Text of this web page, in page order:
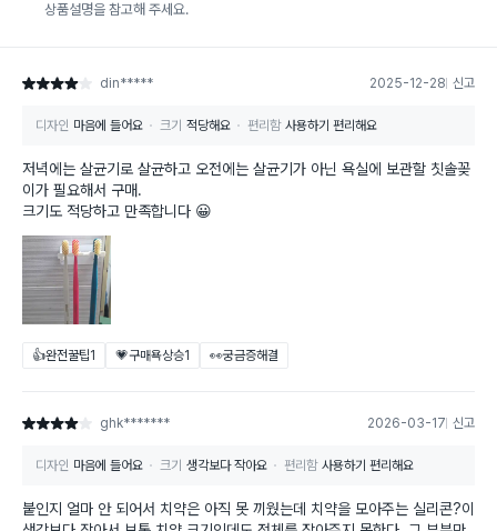
상품설명을 참고해 주세요.
별점 4점 din***** 2025-12-28 신고
디자인 마음에 들어요 크기 적당해요 편리함 사용하기 편리해요
저녁에는 살균기로 살균하고 오전에는 살균기가 아닌 욕실에 보관할 칫솔꽂
이가 필요해서 구매.
크기도 적당하고 만족합니다 😀
👍완전꿀팁1 💗구매욕상승1 👀궁금증해결
별점 4점 ghk******* 2026-03-17 신고
디자인 마음에 들어요 크기 생각보다 작아요 편리함 사용하기 편리해요
붙인지 얼마 안 되어서 치약은 아직 못 끼웠는데 치약을 모아주는 실리콘?이